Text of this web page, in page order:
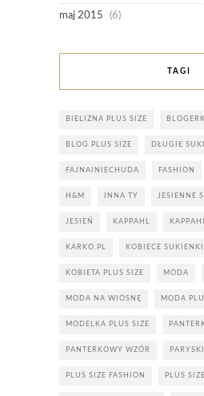
maj 2015 (6)
TAGI
BIELIZNA PLUS SIZE
BLOG PLUS SIZE DŁUGIE
FAJNAINIECHUDA FASHION
H&M INNA TY JESIENNE
JESIEŃ KAPPAHL
KARKO.PL KOBIECE SUKIENKI
KOBIETA PLUS SIZE MODA
MODA NA WIOSNĘ MODA
MODELKA PLUS SIZE
PANTERKOWY WZÓR
PLUS SIZE FASHION PLUS